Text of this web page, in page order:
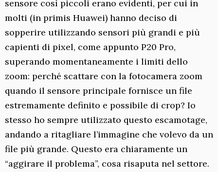
sensore così piccoli erano evidenti, per cui in
molti (in primis Huawei) hanno deciso di
sopperire utilizzando sensori più grandi e più
capienti di pixel, come appunto P20 Pro,
superando momentaneamente i limiti dello
zoom: perché scattare con la fotocamera zoom
quando il sensore principale fornisce un file
estremamente definito e possibile di crop? Io
stesso ho sempre utilizzato questo escamotage,
andando a ritagliare l’immagine che volevo da un
file più grande. Questo era chiaramente un
“aggirare il problema”, cosa risaputa nel settore.